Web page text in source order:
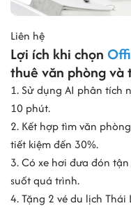
Liên hệ
Lợi ích khi chọn
thuê văn phòng
1. Sử dụng AI phân tích
10 phút.
2. Kết hợp tìm văn
tiết kiệm đến 30%.
3. Có xe hơi đưa đón
suốt quá trình.
4. Tặng 2 vé du lịch